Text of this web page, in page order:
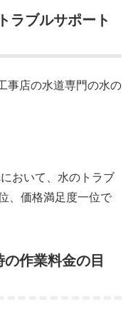
ラブルサポート
事店の水道専門の水の
おいて、水のトラブ
、価格満足度一位で
作業料金の目